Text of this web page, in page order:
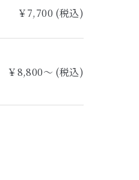
￥7,700 (税込)
￥8,800～ (税込)